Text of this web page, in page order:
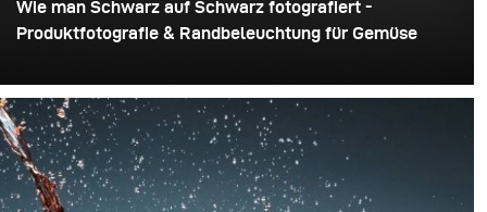
Wie man Schwarz auf Schwarz fotografiert -
Produktfotografie & Randbeleuchtung für Gemüse